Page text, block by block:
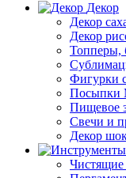
Декор
Декор
Декор
Топперы,
Фигурки
Посыпки
Пищевое
Свечи и
Декор
Чистящие